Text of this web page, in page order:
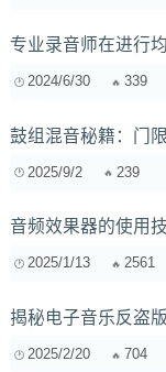
专业录音师在进行
2024/6/30 339
鼓组混音秘籍：门
2025/9/2 239
音频效果器的使用
2025/1/13 2561
揭秘电子音乐反盗
2025/2/20 704